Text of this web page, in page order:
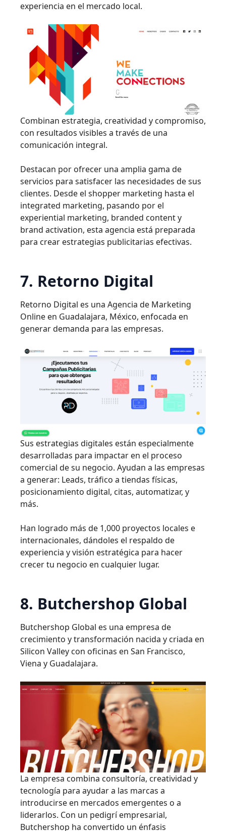
experiencia en el mercado local.
Combinan estrategia, creatividad y compromiso,
con resultados visibles a través de una
comunicación integral.
Destacan por ofrecer una amplia gama de
servicios para satisfacer las necesidades de sus
clientes. Desde el shopper marketing hasta el
integrated marketing, pasando por el
experiential marketing, branded content y
brand activation, esta agencia está preparada
para crear estrategias publicitarias efectivas.
7. Retorno Digital
Retorno Digital es una Agencia de Marketing
Online en Guadalajara, México, enfocada en
generar demanda para las empresas.
Sus estrategias digitales están especialmente
desarrolladas para impactar en el proceso
comercial de su negocio. Ayudan a las empresas
a generar: Leads, tráfico a tiendas físicas,
posicionamiento digital, citas, automatizar, y
más.
Han logrado más de 1,000 proyectos locales e
internacionales, dándoles el respaldo de
experiencia y visión estratégica para hacer
crecer tu negocio en cualquier lugar.
8. Butchershop Global
Butchershop Global es una empresa de
crecimiento y transformación nacida y criada en
Silicon Valley con oficinas en San Francisco,
Viena y Guadalajara.
La empresa combina consultoría, creatividad y
tecnología para ayudar a las marcas a
introducirse en mercados emergentes o a
liderarlos. Con un pedigrí empresarial,
Butchershop ha convertido un énfasis